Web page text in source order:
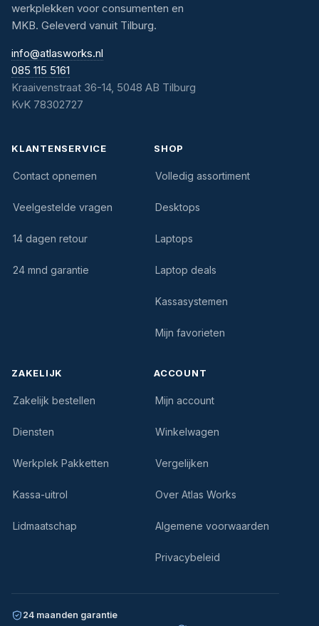
werkplekken voor consumenten en
MKB. Geleverd vanuit Tilburg.
info@atlasworks.nl
085 115 5161
Kraaivenstraat 36-14, 5048 AB Tilburg
KvK 78302727
KLANTENSERVICE
Contact opnemen
Veelgestelde vragen
14 dagen retour
24 mnd garantie
SHOP
Volledig assortiment
Desktops
Laptops
Laptop deals
Kassasystemen
Mijn favorieten
ZAKELIJK
Zakelijk bestellen
Diensten
Werkplek Pakketten
Kassa-uitrol
Lidmaatschap
ACCOUNT
Mijn account
Winkelwagen
Vergelijken
Over Atlas Works
Algemene voorwaarden
Privacybeleid
24 maanden garantie